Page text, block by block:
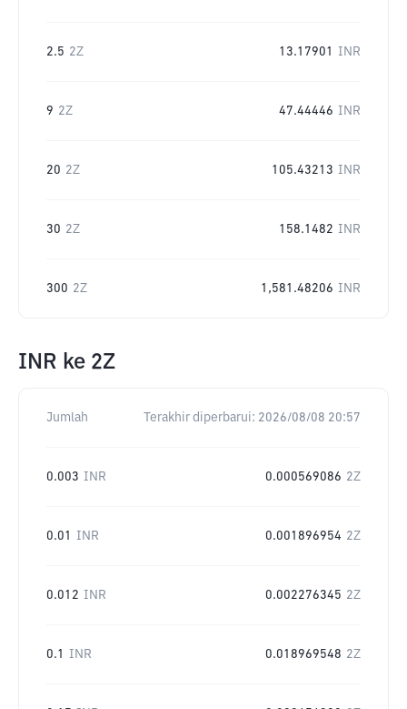
2.5 2Z 13.17901 INR
9 2Z 47.44446 INR
20 2Z 105.43213 INR
30 2Z 158.1482 INR
300 2Z 1,581.48206 INR
INR ke 2Z
Jumlah Terakhir diperbarui: 2026/08/08 20:57
0.003 INR 0.000569086 2Z
0.01 INR 0.001896954 2Z
0.012 INR 0.002276345 2Z
0.1 INR 0.018969548 2Z